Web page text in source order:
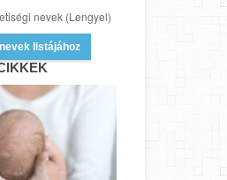
nevek (Lengyel)
listájához